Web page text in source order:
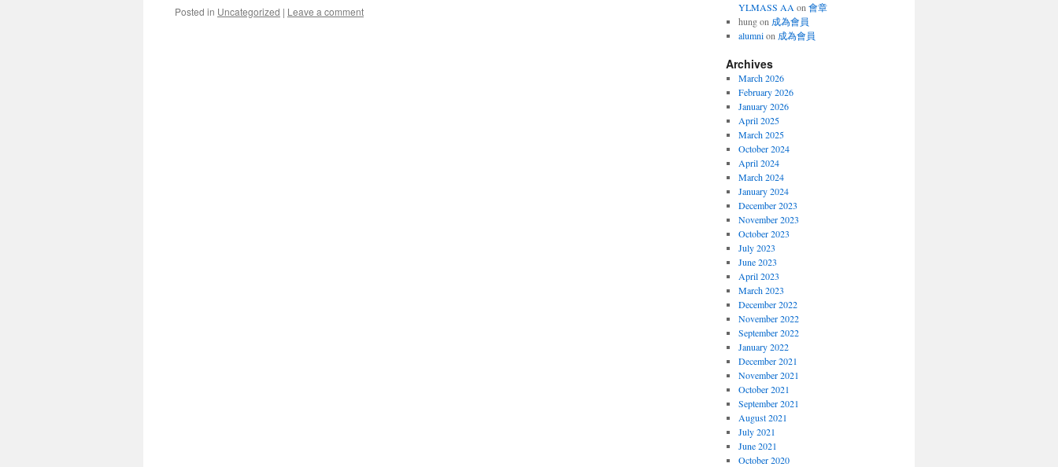
Posted in Uncategorized | Leave a comment
YLMASS AA on 會章
hungon 成為會員
alumnion 成為會員
Archives
March 2026
February 2026
January 2026
April 2025
March 2025
October 2024
April 2024
March 2024
January 2024
December 2023
November 2023
October 2023
July 2023
June 2023
April 2023
March 2023
December 2022
November 2022
September 2022
January 2022
December 2021
November 2021
October 2021
September 2021
August 2021
July 2021
June 2021
October 2020